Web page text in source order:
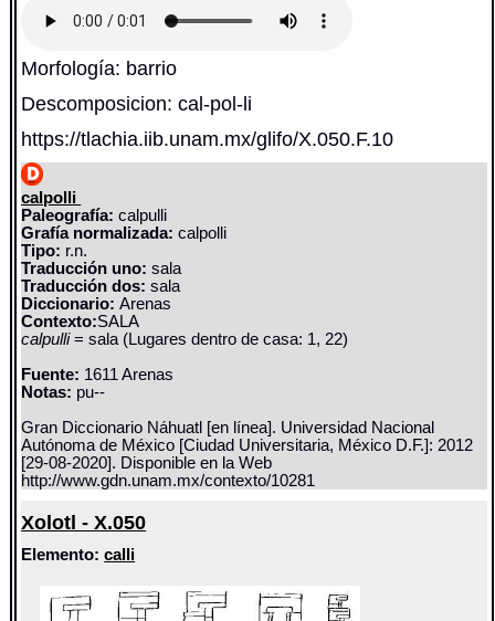
Morfología: barrio
Descomposicion: cal-pol-li
https://tlachia.iib.unam.mx/glifo/X.050.F.10
calpolli
Paleografía: calpulli
Grafía normalizada: calpolli
Tipo: r.n.
Traducción uno: sala
Traducción dos: sala
Diccionario:Arenas
Contexto:SALA
calpulli= sala (Lugares dentro de casa: 1, 22)
Fuente: 1611 Arenas
Notas: pu--
Gran Diccionario Náhuatl [en línea]. Universidad Nacional
Autónoma de México [Ciudad Universitaria, México D.F.]: 2012
[29-08-2020]. Disponible en la Web
http://www.gdn.unam.mx/contexto/10281
Xolotl - X.050
Elemento:calli